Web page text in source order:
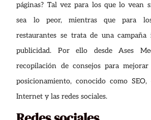
páginas? Tal vez para los que lo vean
sea lo peor, mientras que para
restaurantes se trata de una campaña
publicidad. Por ello desde Ases
recopilación de consejos para
posicionamiento, conocido como
Internet y las redes sociales.